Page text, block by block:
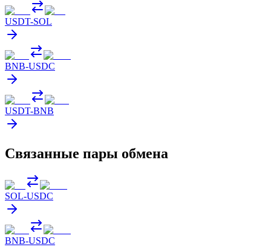
USDT-SOL
BNB-USDC
USDT-BNB
Связанные пары обмена
SOL-USDC
BNB-USDC